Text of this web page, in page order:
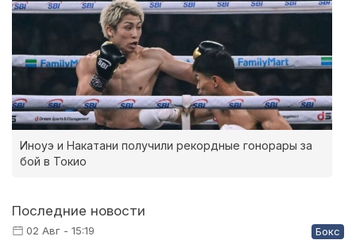
Иноуэ и Накатани получили рекордные гонорары за
бой в Токио
Последние новости
02 Авг - 15:19 Бокс